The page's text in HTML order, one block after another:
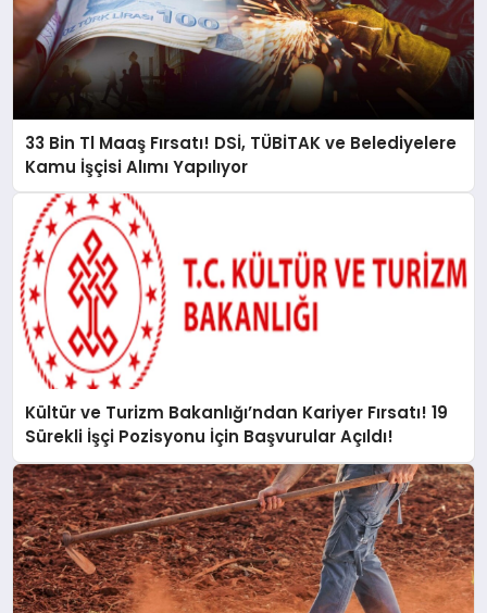
33 Bin Tl Maaş Fırsatı! DSİ, TÜBİTAK ve Belediyelere
Kamu İşçisi Alımı Yapılıyor
Kültür ve Turizm Bakanlığı’ndan Kariyer Fırsatı! 19
Sürekli İşçi Pozisyonu İçin Başvurular Açıldı!